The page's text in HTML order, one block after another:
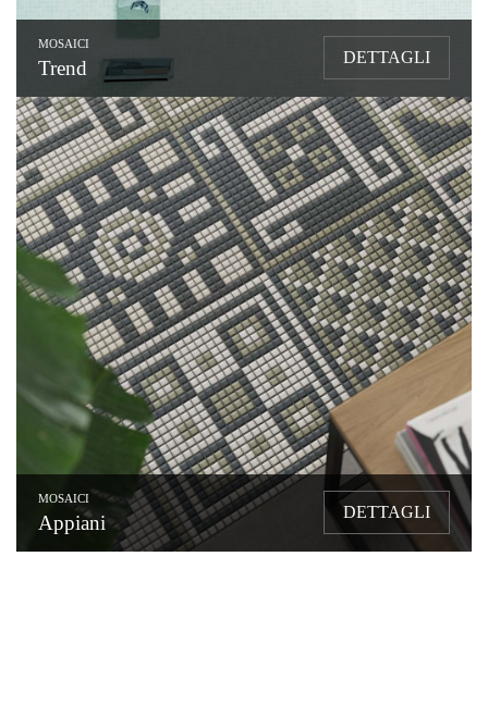
MOSAICI
Trend DETTAGLI
MOSAICI
Appiani DETTAGLI